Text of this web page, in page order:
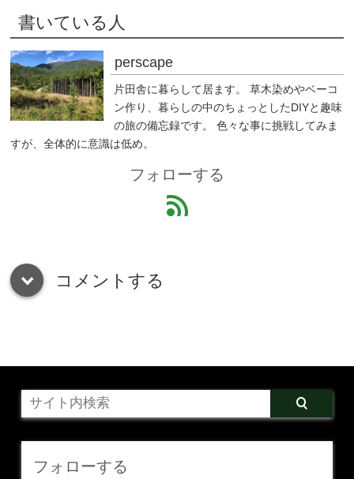
書いている人
perscape
片田舎に暮らして居ます。 草木染めやベーコ
ン作り、暮らしの中のちょっとしたDIYと趣味
の旅の備忘録です。 色々な事に挑戦してみま
すが、全体的に意識は低め。
フォローする
feed
down コメントする
フォローする